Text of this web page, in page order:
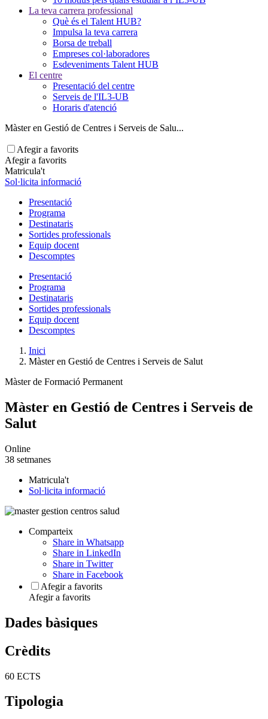
La teva carrera professional
Què és el Talent HUB?
Impulsa la teva carrera
Borsa de treball
Empreses col·laboradores
Esdeveniments Talent HUB
El centre
Presentació del centre
Serveis de l'IL3-UB
Horaris d'atenció
Màster en Gestió de Centres i Serveis de Salu...
Afegir a favorits
Afegir a favorits
Matricula't
Sol·licita informació
Presentació
Programa
Destinataris
Sortides professionals
Equip docent
Descomptes
Presentació
Programa
Destinataris
Sortides professionals
Equip docent
Descomptes
Inici
Màster en Gestió de Centres i Serveis de Salut
Màster de Formació Permanent
Màster en Gestió de Centres i Serveis de
Salut
Online
38 setmanes
Matricula't
Sol·licita informació
Comparteix
Share in Whatsapp
Share in LinkedIn
Share in Twitter
Share in Facebook
Afegir a favorits
Afegir a favorits
Dades bàsiques
Crèdits
60 ECTS
Tipologia